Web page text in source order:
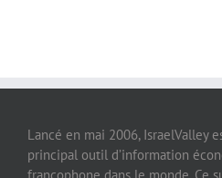
Lancé en mai 2006, IsraelValley
principal outil d’information